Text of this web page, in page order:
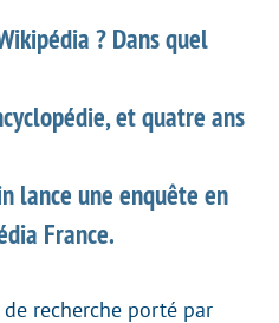
? Dans quel
et quatre ans
lance une enquête en
France.
recherche porté par